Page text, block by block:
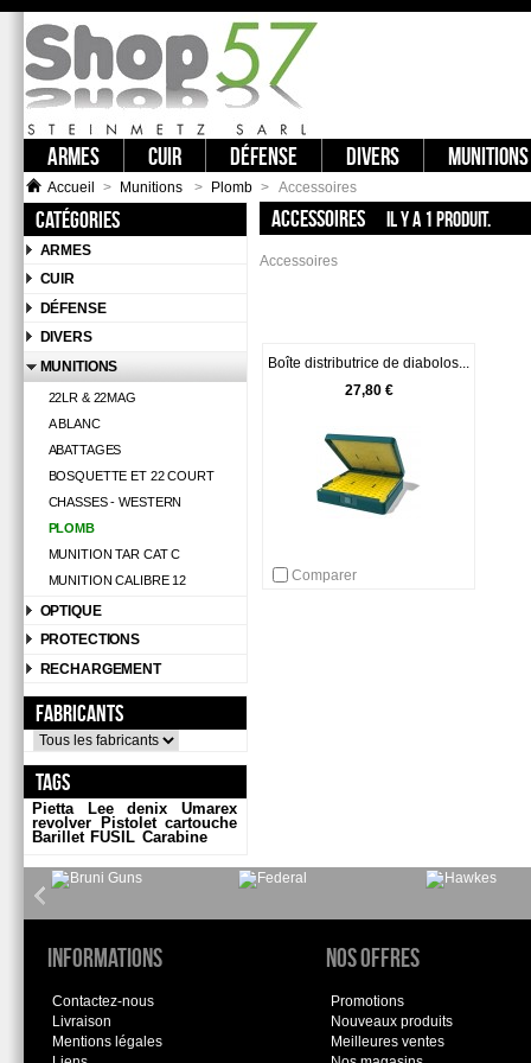
ARMES CUIR DÉFENSE DIVERS MUNITIONS
Catégories
ARMES
CUIR
DÉFENSE
DIVERS
MUNITIONS
22LR & 22MAG
A BLANC
ABATTAGES
BOSQUETTE ET 22 COURT
CHASSES - WESTERN
PLOMB
MUNITION TAR CAT C
MUNITION CALIBRE 12
OPTIQUE
PROTECTIONS
RECHARGEMENT
Fabricants
Tags
Pietta Lee denix
Umarex
revolver
Pistolet cartouche
Barillet FUSIL Carabine
Accueil > Munitions > Plomb > Accessoires
ACCESSOIRES Il y a 1 produit.
Accessoires
Boîte distributrice de diabolos...
27,80 €
Comparer
Informations
Contactez-nous
Livraison
Mentions légales
Nos offres
Promotions
Nouveaux produits
Meilleures ventes